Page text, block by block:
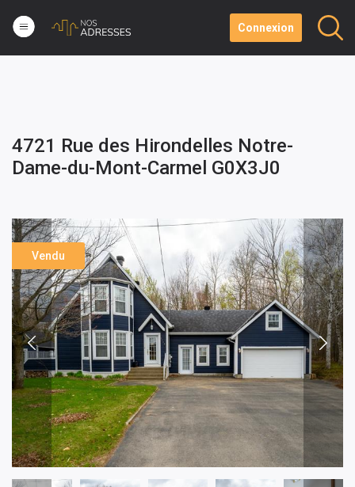
Connexion
4721 Rue des Hirondelles Notre-
Dame-du-Mont-Carmel G0X3J0
Vendu